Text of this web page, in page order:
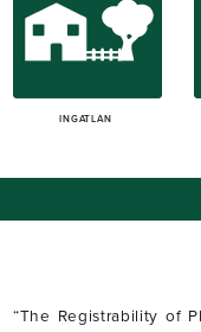
INGATLAN
“The Registrability of